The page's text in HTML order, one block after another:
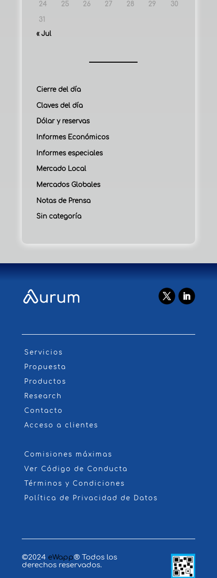
24 25 26 27 28 29 30
31
« Jul
Cierre del día
Claves del día
Dólar y reservas
Informes Económicos
Informes especiales
Mercado Local
Mercados Globales
Notas de Prensa
Sin categoría
Servicios
Propuesta
Productos
Research
Contacto
Acceso a clientes
Comisiones máximas
Ver Código de Conducta
Términos y Condiciones
Política de Privacidad de Datos
©2024 eWapp® Todos los
derechos reservados.